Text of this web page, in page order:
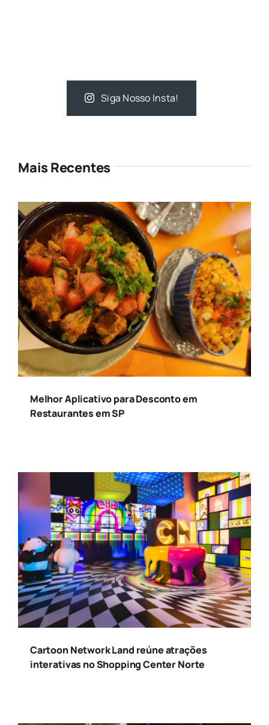
Siga Nosso Insta!
Mais Recentes
Melhor Aplicativo para Desconto em
Restaurantes em SP
Cartoon Network Land reúne atrações
interativas no Shopping Center Norte